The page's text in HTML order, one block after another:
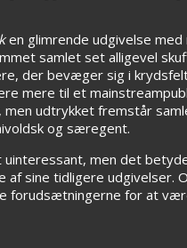
en glimrende udgivelse med
samlet set alligevel
der bevæger sig i
mere til et
men udtrykket fremstår
og særegent.
uinteressant, men det
af sine tidligere
forudsætningerne for at